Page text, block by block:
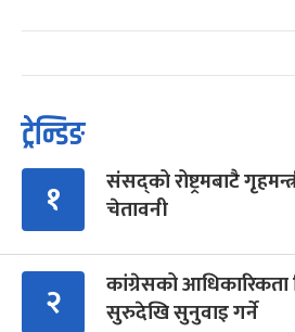
ट्रेन्डिङ
१
संसद्को रोष्ट्रमबाटै
चेतावनी
२
कांग्रेसको आधिकारिकता
सुरुदेखि सुनुवाइ गर्ने